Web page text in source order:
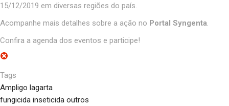
15/12/2019 em diversas regiões do país.
Acompanhe mais detalhes sobre a ação no Portal Syngenta.
Confira a agenda dos eventos e participe!
Tags
Ampligo lagarta
fungicida inseticida outros